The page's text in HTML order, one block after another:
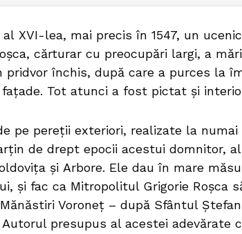
XVI-lea, mai precis în 1547, un
cărturar cu preocupări largi, a
pridvor închis, după care a purces la
Tot atunci a fost pictat şi
pe pereții exteriori, realizate la
de drept epocii acestui domnitor,
și Arbore. Ele dau în mare
și fac ca Mitropolitul Grigorie Roșca
Voroneț – după Sfântul
presupus al acestei adevărate